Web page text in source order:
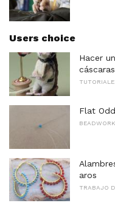
Users choice
Hacer
Flat
aros
TRABAJO